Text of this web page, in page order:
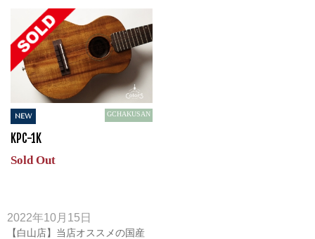
NEW GCHAKUSAN
KPC-1K
Sold Out
2022年10月15日
【白山店】当店オススメの国産